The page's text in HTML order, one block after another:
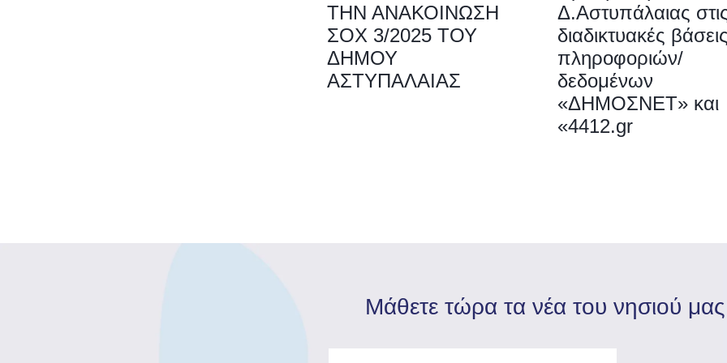
ΤΗΝ ΑΝΑΚΟΙΝΩΣΗ
ΣΟΧ 3/2025 ΤΟΥ
ΔΗΜΟΥ
ΑΣΤΥΠΑΛΑΙΑΣ
Δ.Αστυπάλαιας
διαδικτυακές
πληροφοριών/
δεδομένων
«ΔΗΜΟΣΝΕΤ» και
«4412.gr
Mάθετε τώρα τα νέα του νησιού μας